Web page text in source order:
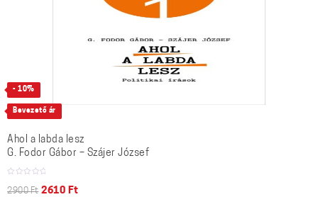
- 10%
Bevezető ár
Ahol a labda lesz
G. Fodor Gábor – Szájer József
2900Ft Original
2610 FtCurrent